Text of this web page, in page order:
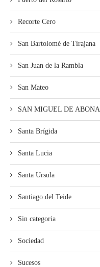
Recorte Cero
San Bartolomé de Tirajana
San Juan de la Rambla
San Mateo
SAN MIGUEL DE ABONA
Santa Brígida
Santa Lucia
Santa Ursula
Santiago del Teide
Sin categoria
Sociedad
Sucesos